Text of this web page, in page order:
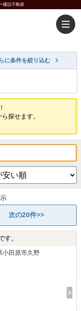
建設不動産
に条件を絞り込む
探せます。
次の20件>>
す。
小田原市久野